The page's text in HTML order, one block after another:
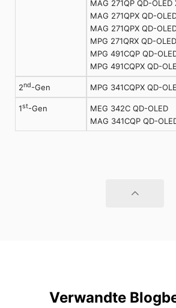
MAG 271QP QD-OLED
MAG 271QPX QD-
MAG 271QPX QD-
MPG 271QRX QD-OLED
MPG 491CQP QD-
MPG 491CQPX QD-
2nd -Gen MPG 341CQPX QD-
1st-Gen
MEG 342C QD-OLED
MAG 341CQP QD-
Verwandte